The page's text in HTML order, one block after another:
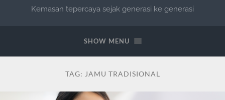
Kemasan tepercaya sejak generasi ke generasi
SHOW MENU
TAG: JAMU TRADISIONAL